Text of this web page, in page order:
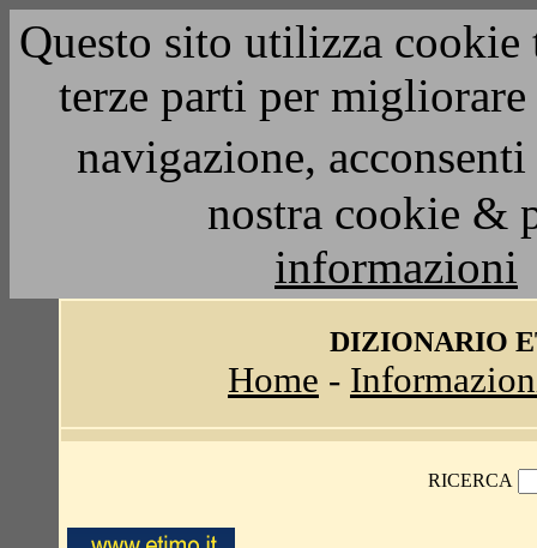
Questo sito utilizza
terze parti per
navigazione,
nostra cookie &
informazioni
DIZIONARIO
Home -
RICERCA